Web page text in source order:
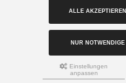
ALLE AKZEPTIEREN
NUR NOTWENDIGE
Einstellungen
anpassen